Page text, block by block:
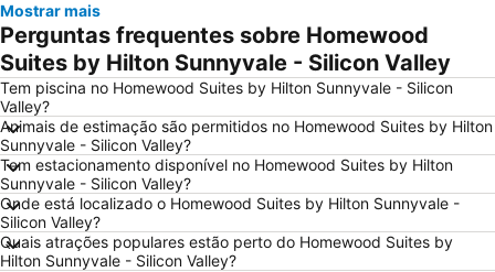
Mostrar mais
Perguntas frequentes sobre Homewood
Suites by Hilton Sunnyvale - Silicon Valley
Tem piscina no Homewood Suites by Hilton Sunnyvale - Silicon
Valley?
Animais de estimação são permitidos no Homewood Suites by Hilton
Sunnyvale - Silicon Valley?
Tem estacionamento disponível no Homewood Suites by Hilton
Sunnyvale - Silicon Valley?
Onde está localizado o Homewood Suites by Hilton Sunnyvale -
Silicon Valley?
Quais atrações populares estão perto do Homewood Suites by
Hilton Sunnyvale - Silicon Valley?